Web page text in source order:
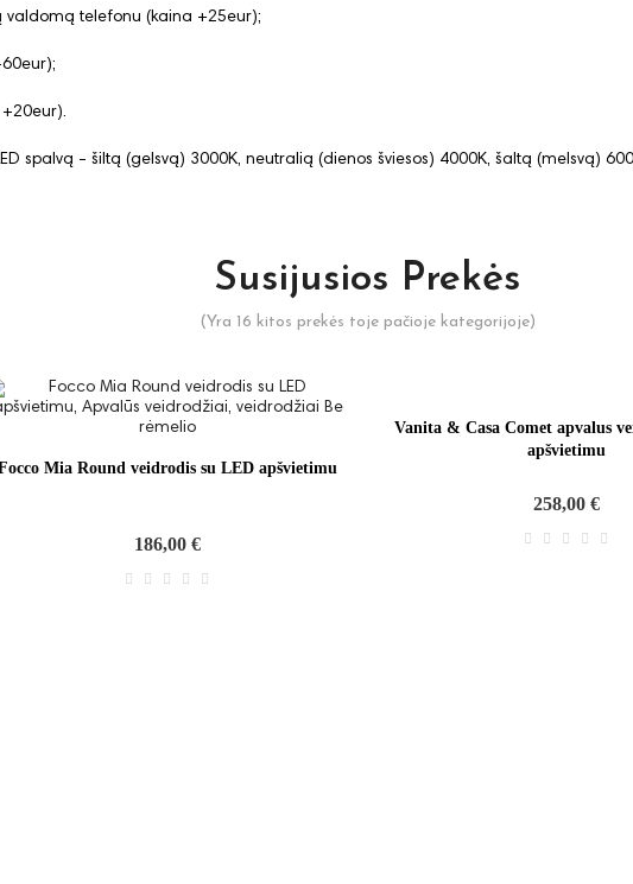
valdomą telefonu (kaina +25eur);
spalvą - šiltą (gelsvą) 3000K, neutralią (dienos šviesos) 4000K, šaltą (melsvą)
Susijusios Prekės
(Yra 16 kitos prekės toje pačioje kategorijoje)
Mia Round veidrodis su LED apšvietimu
186,00 €
Vanita & Casa Comet apvalus
apšvietimu
258,00 €